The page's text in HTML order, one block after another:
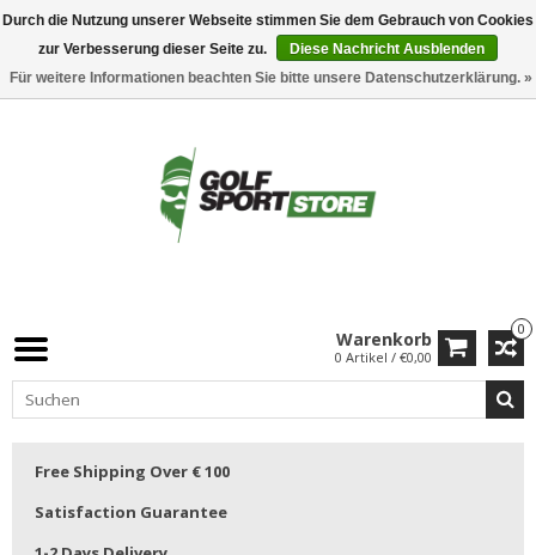
0
Warenkorb
0 Artikel / €0,00
Free Shipping Over € 100
Satisfaction Guarantee
Durch die Nutzung unserer Webseite stimmen Sie dem Gebrauch von Cookies
zur Verbesserung dieser Seite zu.
Diese Nachricht Ausblenden
Für weitere Informationen beachten Sie bitte unsere Datenschutzerklärung. »